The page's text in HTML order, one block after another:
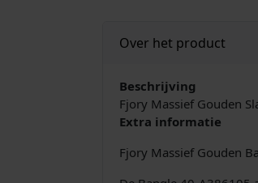
Over het product
Beschrijving
Fjory Massief Gouden
Extra informatie
Fjory Massief Gouden